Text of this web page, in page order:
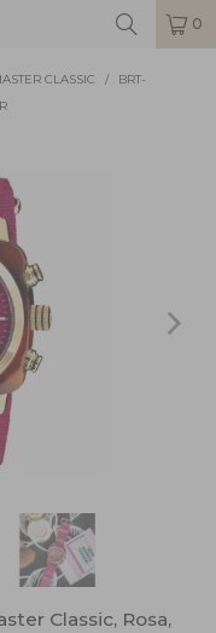
0
CLASSIC /
BRT-
Classic, Rosa,